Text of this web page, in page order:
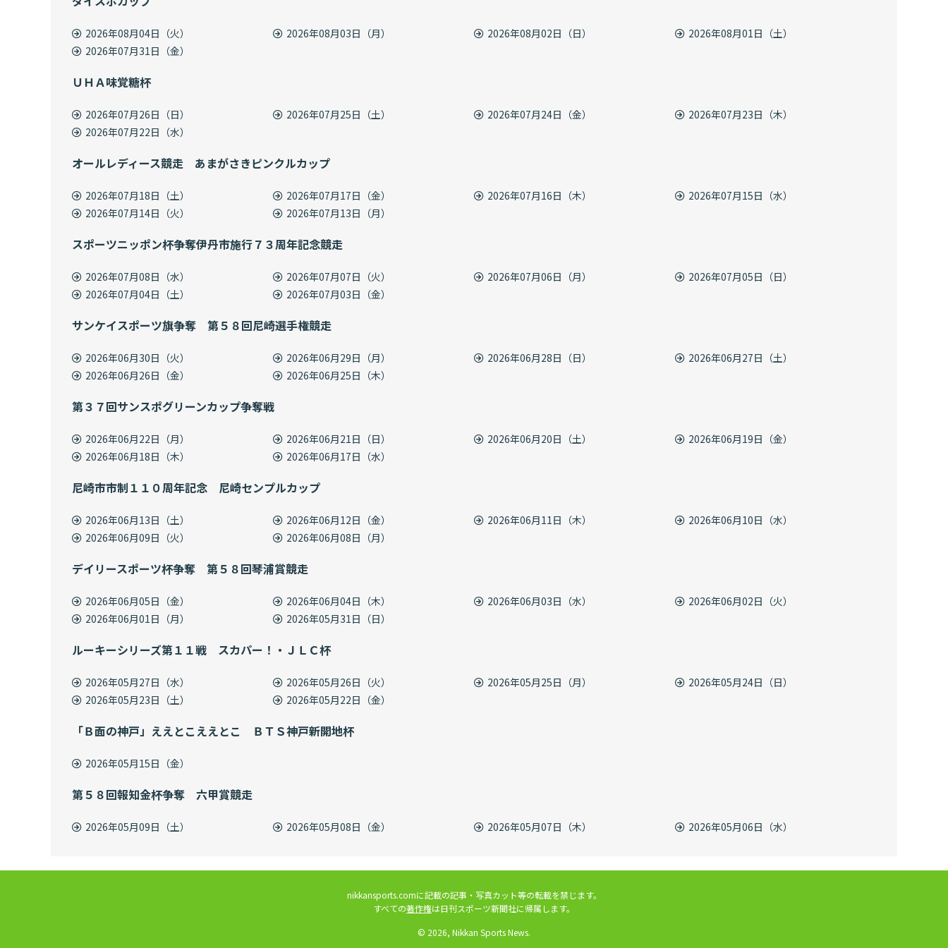
2026年08月04日（火） 2026年08月03日（月） 2026年08月02日（日）
2026年08月01日（土）
2026年07月31日（金）
ＵＨＡ味覚糖杯
2026年07月26日（日） 2026年07月25日（土） 2026年07月24日（金）
2026年07月23日（木）
2026年07月22日（水）
オールレディース競走 あまがさきピンクルカップ
2026年07月18日（土） 2026年07月17日（金） 2026年07月16日（木）
2026年07月15日（水）
2026年07月14日（火）
2026年07月13日（月）
スポーツニッポン杯争奪伊丹市施行７３周年記念競走
2026年07月08日（水） 2026年07月07日（火） 2026年07月06日（月）
2026年07月05日（日）
2026年07月04日（土）
2026年07月03日（金）
サンケイスポーツ旗争奪 第５８回尼崎選手権競走
2026年06月30日（火） 2026年06月29日（月） 2026年06月28日（日）
2026年06月27日（土）
2026年06月26日（金）
2026年06月25日（木）
第３７回サンスポグリーンカップ争奪戦
2026年06月22日（月） 2026年06月21日（日） 2026年06月20日（土）
2026年06月19日（金）
2026年06月18日（木）
2026年06月17日（水）
尼崎市市制１１０周年記念 尼崎センプルカップ
2026年06月13日（土） 2026年06月12日（金） 2026年06月11日（木）
2026年06月10日（水）
2026年06月09日（火）
2026年06月08日（月）
デイリースポーツ杯争奪 第５８回琴浦賞競走
2026年06月05日（金） 2026年06月04日（木） 2026年06月03日（水）
2026年06月02日（火）
2026年06月01日（月）
2026年05月31日（日）
ルーキーシリーズ第１１戦 スカパー！・ＪＬＣ杯
2026年05月27日（水） 2026年05月26日（火） 2026年05月25日（月）
2026年05月24日（日）
2026年05月23日（土）
2026年05月22日（金）
「Ｂ面の神戸」ええとこええとこ ＢＴＳ神戸新開地杯
2026年05月15日（金）
第５８回報知金杯争奪 六甲賞競走
2026年05月09日（土） 2026年05月08日（金） 2026年05月07日（木） 2026年05月06日（水）
nikkansports.comに記載の記事・写真カット等の転載を禁じます。
すべての著作権は日刊スポーツ新聞社に帰属します。
© 2026, Nikkan Sports News.